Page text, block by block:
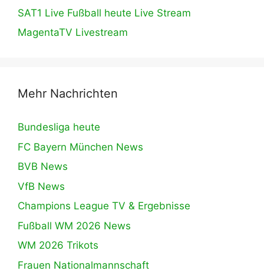
SAT1 Live Fußball heute Live Stream
MagentaTV Livestream
Mehr Nachrichten
Bundesliga heute
FC Bayern München News
BVB News
VfB News
Champions League TV & Ergebnisse
Fußball WM 2026 News
WM 2026 Trikots
Frauen Nationalmannschaft